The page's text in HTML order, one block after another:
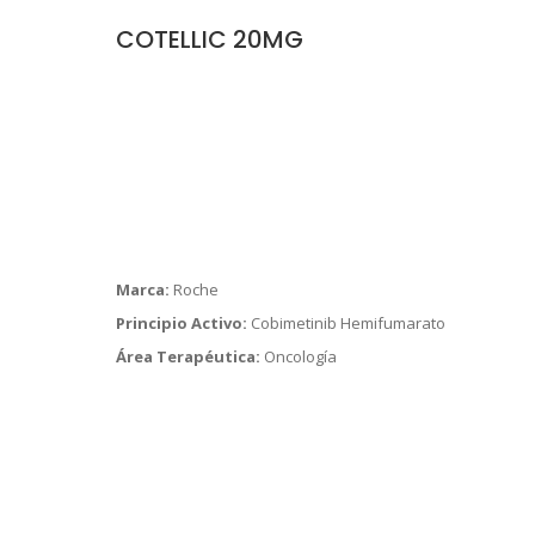
COTELLIC 20MG
Marca: Roche
Principio Activo: Cobimetinib Hemifumarato
Área Terapéutica: Oncología